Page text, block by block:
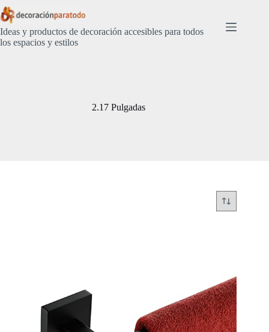
Saltar
al
contenido
Ideas y productos de decoración accesibles para todos
los espacios y estilos
2.17 Pulgadas